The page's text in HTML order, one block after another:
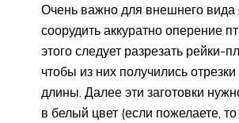
Очень важно для внешнего вида
соорудить аккуратно оперение
этого следует разрезать рейки-
чтобы из них получились
длины. Далее эти заготовки
в белый цвет (если пожелаете,